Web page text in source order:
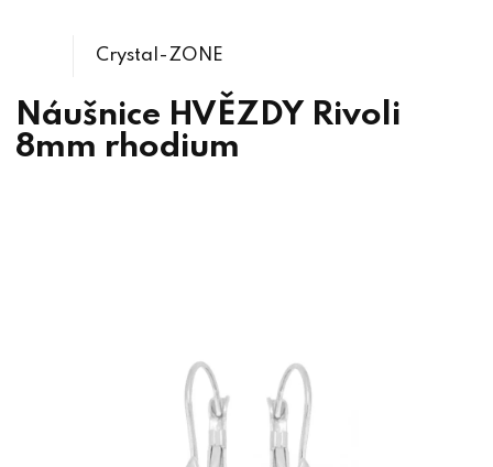
Náušnice HVĚZDY Rivoli
8mm rhodium
Crystal-ZONE